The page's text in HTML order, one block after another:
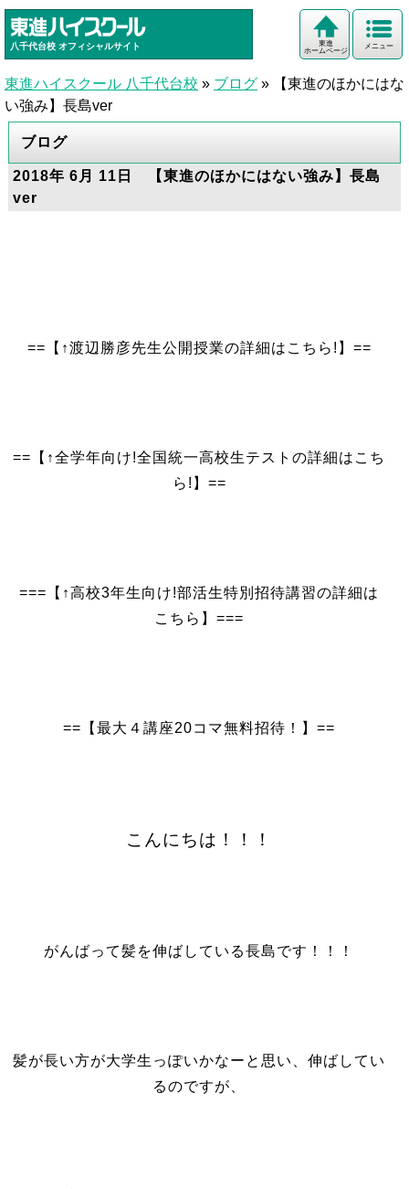
八千代台校 オフィシャルサイト メニュー
東進
ホームページ
東進ハイスクール 八千代台校 » ブログ »
【東進のほかにはな
い強み】長島ver
ブログ
2018年 6月 11日 【東進のほかにはない強み】長島
ver
==【↑渡辺勝彦先生公開授業の詳細はこちら!】==
==【↑全学年向け!全国統一高校生テストの詳細はこち
ら!】==
===【↑高校3年生向け!部活生特別招待講習の詳細は
こちら】===
==【最大４講座20コマ無料招待！】==
こんにちは！！！
がんばって髪を伸ばしている長島です！！！
髪が長い方が大学生っぽいかなーと思い、伸ばしてい
るのですが、